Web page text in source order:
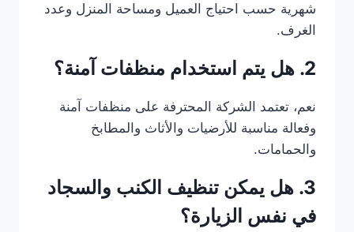
شهرية حسب احتياج العميل ومساحة المنزل وعدد
الغرف.
2. هل يتم استخدام منظفات آمنة؟
نعم، تعتمد الشركة المحترفة على منظفات آمنة
وفعالة مناسبة للأرضيات والأثاث والمطابخ
والحمامات.
3. هل يمكن تنظيف الكنب والسجاد
في نفس الزيارة؟